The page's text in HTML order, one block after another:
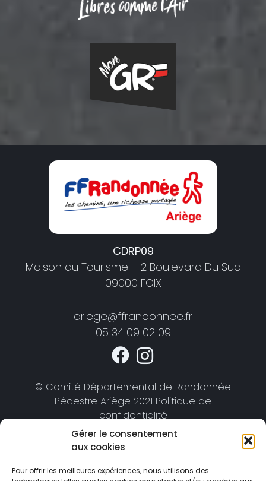
Gérer le consentement
aux cookies
Pour offrir les meilleures expériences, nous utilisons des
CDRP09
Maison du Tourisme – 2 Boulevard Du Sud
09000 FOIX
ariege@ffrandonnee.fr
05 34 09 02 09
© Comité Départemental de Randonnée
Pédestre Ariège 2021 Politique de
confidentialité